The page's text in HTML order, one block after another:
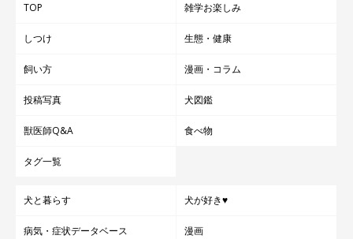
TOP 雑学お楽しみ
しつけ 生態・健康
飼い方 漫画・コラム
投稿写真 犬図鑑
獣医師Q&A 食べ物
タグ一覧
犬と暮らす 犬が好き♥
病気・症状データベース 漫画